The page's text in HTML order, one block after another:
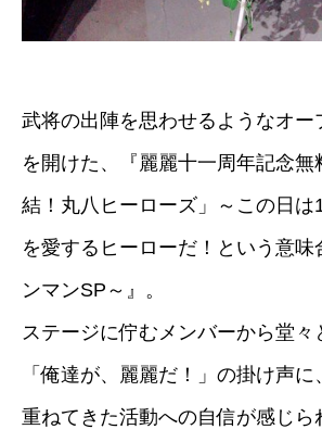
武将の出陣を思わせるようなオー
を開けた、『麗麗十一周年記念無
結！丸八ヒーローズ」～この日は
を愛するヒーローだ！という意味
ンマンSP～』。
ステージに佇むメンバーから堂々
「俺達が、麗麗だ！」の掛け声
重ねてきた活動への自信が感じら